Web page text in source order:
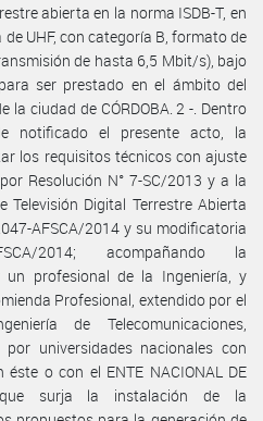
abierta en la norma ISDB-T, en
UHF, con categoría B, formato de
de hasta 6,5 Mbit/s), bajo
ser prestado en el ámbito del
la ciudad de CÓRDOBA. 2 -. Dentro
notificado el presente acto, la
los requisitos técnicos con ajuste
Resolución N° 7-SC/2013 y a la
Televisión Digital Terrestre Abierta
AFSCA/2014 y su modificatoria
2014; acompañando la
profesional de la Ingeniería, y
Profesional, extendido por el
de Telecomunicaciones,
universidades nacionales con
o con el ENTE NACIONAL DE
que surja la instalación de la